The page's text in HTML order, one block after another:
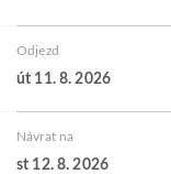
Odjezd
út 11. 8. 2026
Návrat na
st 12. 8. 2026